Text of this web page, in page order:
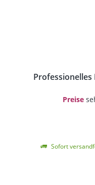
Professionelles
Preise
Sofort